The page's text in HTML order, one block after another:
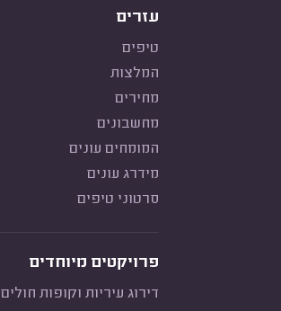
עזרים
טיפים
המלצות
מחירים
מחשבונים
המומחים עונים
מידרג עונים
סרטוני טיפים
פרויקטים מיוחדים
דירוג עיריות וקופות חולים